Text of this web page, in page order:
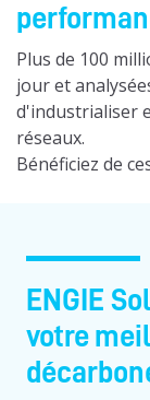
Plus de 100
jour et
d'industrialiser
réseaux.
Bénéficiez de
ENGIE
votre